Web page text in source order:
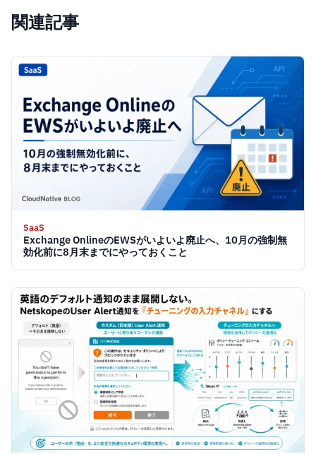
関連記事
SaaS
Exchange OnlineのEWSがいよいよ廃止へ、10月の強制無
効化前に8月末までにやっておくこと